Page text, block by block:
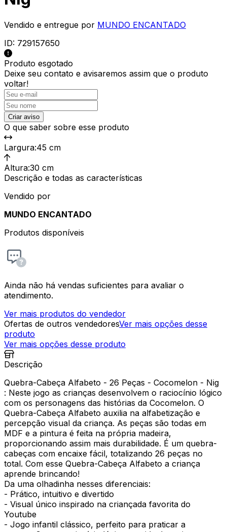
Vendido e entregue por MUNDO ENCANTADO
ID: 729157650
Produto esgotado
Deixe seu contato e avisaremos assim que o produto
voltar!
Criar aviso
O que saber sobre esse produto
Largura:45 cm
Altura:30 cm
Descrição e todas as características
Vendido por
MUNDO ENCANTADO
Produtos disponíveis
Ainda não há vendas suficientes para avaliar o
atendimento.
Ver mais produtos do vendedor
Ofertas de outros vendedoresVer mais opções desse
produto
Ver mais opções desse produto
Descrição
Quebra-Cabeça Alfabeto - 26 Peças - Cocomelon - Nig
: Neste jogo as crianças desenvolvem o raciocínio lógico
com os personagens das histórias da Cocomelon. O
Quebra-Cabeça Alfabeto auxilia na alfabetização e
percepção visual da criança. As peças são todas em
MDF e a pintura é feita na própria madeira,
proporcionando assim mais durabilidade. É um quebra-
cabeças com encaixe fácil, totalizando 26 peças no
total. Com esse Quebra-Cabeça Alfabeto a criança
aprende brincando!
Da uma olhadinha nesses diferenciais:
- Prático, intuitivo e divertido
- Visual único inspirado na criançada favorita do
Youtube
- Jogo infantil clássico, perfeito para praticar a